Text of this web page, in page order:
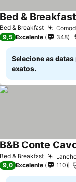
Bed & Breakfast
Bed &
9,5 Excelente 348
Selecione as
exatos.
Bed & Breakfast
B&B Conte
9,0 Excelente 110